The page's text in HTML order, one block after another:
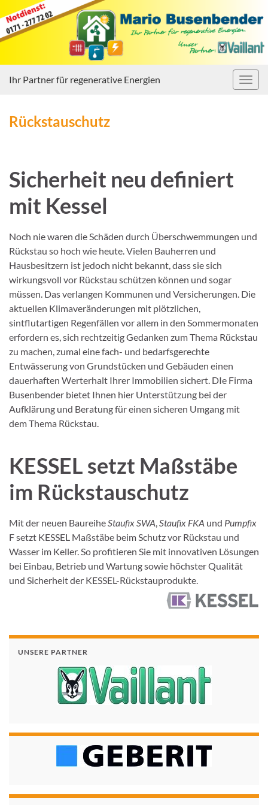
Ihr Partner für regenerative Energien
Rückstauschutz
Sicherheit neu definiert
mit Kessel
Noch nie waren die Schäden durch Überschwemmungen und
Rückstau so hoch wie heute. Vielen Bauherren und
Hausbesitzern ist jedoch nicht bekannt, dass sie sich
wirkungsvoll vor Rückstau schützen können und sogar
müssen. Das verlangen Kommunen und Versicherungen. Die
aktuellen Klimaveränderungen mit plötzlichen,
sintflutartigen Regenfällen vor allem in den Sommermonaten
erfordern es, sich rechtzeitig Gedanken zum Thema Rückstau
zu machen, zumal eine fach- und bedarfsgerechte
Entwässerung von Grundstücken und Gebäuden einen
dauerhaften Werterhalt Ihrer Immobilien sichert. DIe Firma
Busenbender bietet Ihnen hier Unterstützung bei der
Aufklärung und Beratung für einen sicheren Umgang mit
dem Thema Rückstau.
KESSEL setzt Maßstäbe
im Rückstauschutz
Mit der neuen Baureihe Staufix SWA Staufix FKA und Pumpfix
F setzt KESSEL Maßstäbe beim Schutz vor Rückstau und
Wasser im Keller. So profitieren Sie mit innovativen Lösungen
bei Einbau, Betrieb und Wartung sowie höchster Qualität
und Sicherheit der KESSEL-Rückstauprodukte.
UNSERE PARTNER